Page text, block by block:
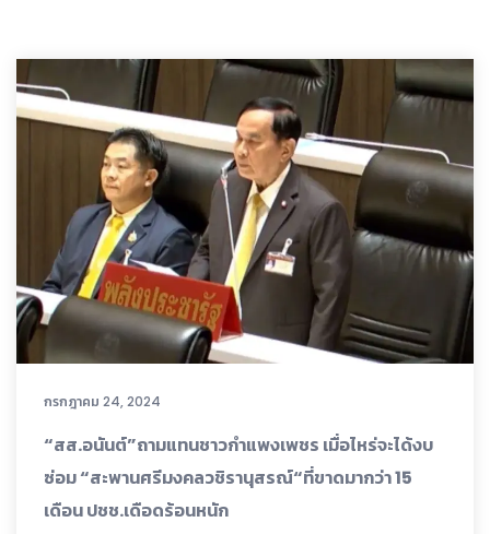
กรกฎาคม 24, 2024
“สส.อนันต์”ถามแทนชาวกำแพงเพชร เมื่อไหร่จะได้งบ
ซ่อม “สะพานศรีมงคลวชิรานุสรณ์“ที่ขาดมากว่า 15
เดือน ปชช.เดือดร้อนหนัก